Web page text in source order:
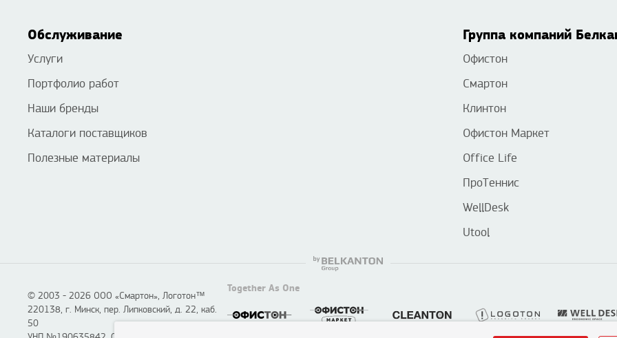
Обслуживание
Услуги
Портфолио работ
Наши бренды
Каталоги поставщиков
Полезные материалы
Группа компаний
Офистон
Смартон
Клинтон
Офистон Маркет
Office Life
ПроТеннис
WellDesk
Utool
© 2003 - 2026 ООО «Смартон», Логотон™
220138, г. Минск, пер. Липковский, д. 22, каб.
50
Together As One